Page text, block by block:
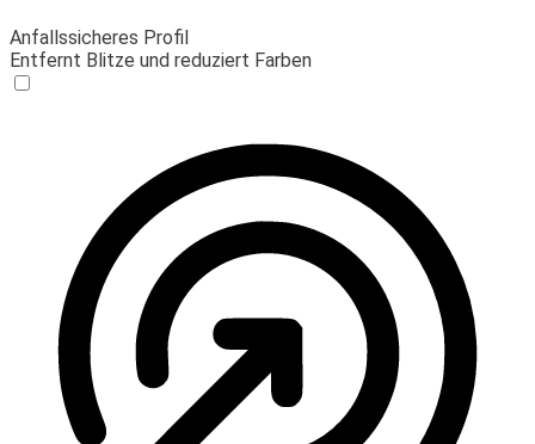
Anfallssicheres Profil
Entfernt Blitze und reduziert Farben